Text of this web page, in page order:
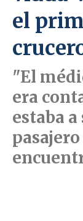
el
"El
era
estaba